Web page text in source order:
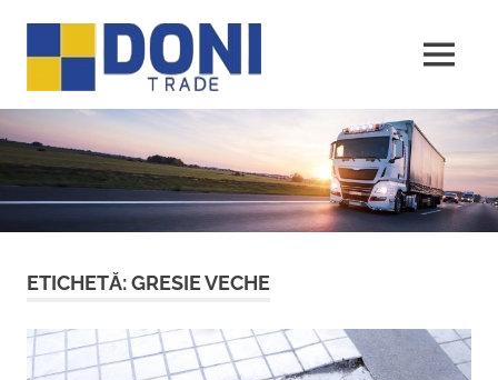
conținut
MENU
ETICHETĂ:GRESIE VECHE